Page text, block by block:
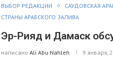
ВЫБОР РЕДАКЦИИ
САУДОВСКАЯ
СТРАНЫ АРАБСКОГО ЗАЛИВА
Эр-Рияд и Дамаск
написано Ali Abu Nahleh 9 января,